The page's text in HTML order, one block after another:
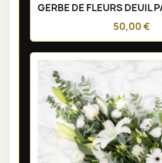
GERBE DE FLEURS DEUIL
50,00 €